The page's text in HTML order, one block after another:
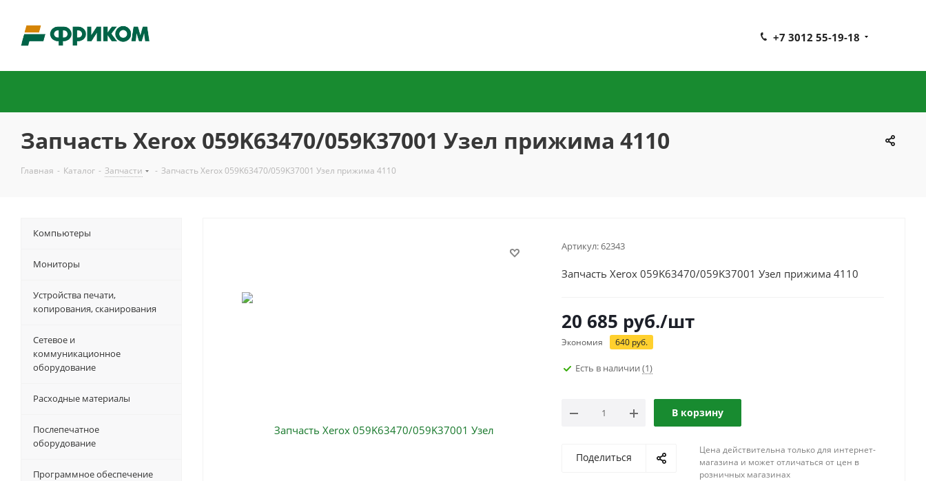
+7 3012 55-19-18
Запчасть Xerox 059K63470/059K37001 Узел прижима 4110
Главная - Каталог - Запчасти - Запчасть Xerox 059K63470/059K37001 Узел прижима 4110
Артикул:62343
Запчасть Xerox 059K63470/059K37001 Узел прижима 4110
20 685 руб./шт
Экономия 640 руб.
Есть в наличии (1)
В корзину
Поделиться
Цена действительна только для интернет-
магазина и может отличаться от цен в
розничных магазинах
Компьютеры
Мониторы
Устройства печати,
копирования, сканирования
Сетевое и
коммуникационное
оборудование
Расходные материалы
Послепечатное
оборудование
Программное обеспечение